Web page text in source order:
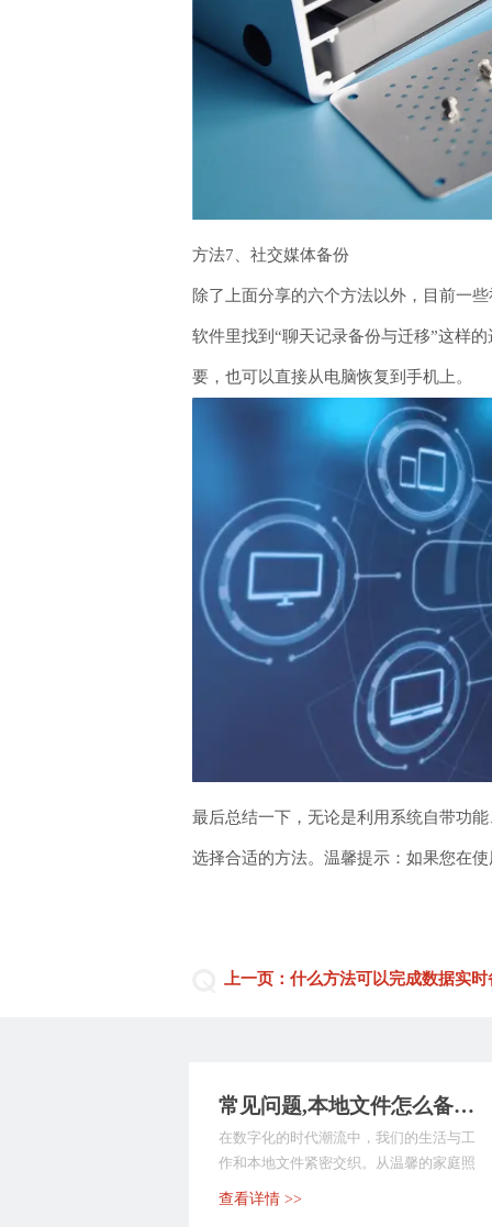
方法7、社交媒体备份
除了上面分享的六个方法以外，目前一
软件里找到“聊天记录备份与迁移”这样
要，也可以直接从电脑恢复到手机上。
最后总结一下，无论是利用系统自带功
选择合适的方法。温馨提示：如果您在
上一页：什么方法可以完成数据实
常见问题,本地文件怎么备份？以下是9种执行方法，备份文件不求人！
在数字化的时代潮流中，我们的生活与工
作和本地文件紧密交织。从温馨的家庭照
片、至关重要的工作...
查看详情 >>